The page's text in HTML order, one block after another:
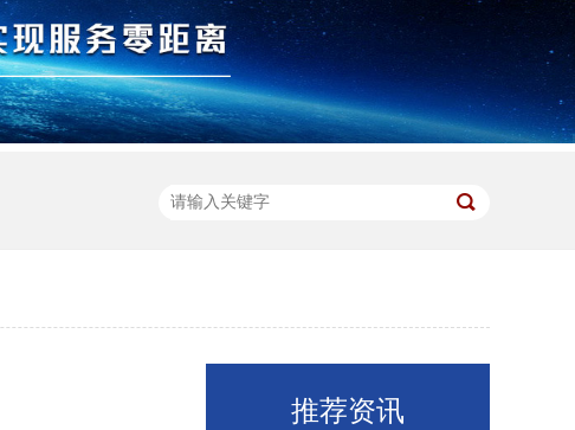
推荐资讯